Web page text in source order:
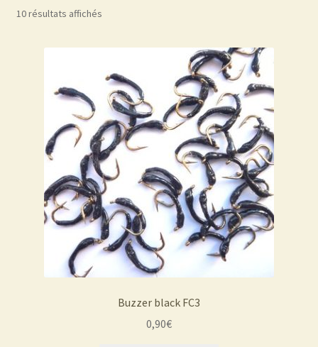
10 résultats affichés
Buzzer black FC3
0,90€